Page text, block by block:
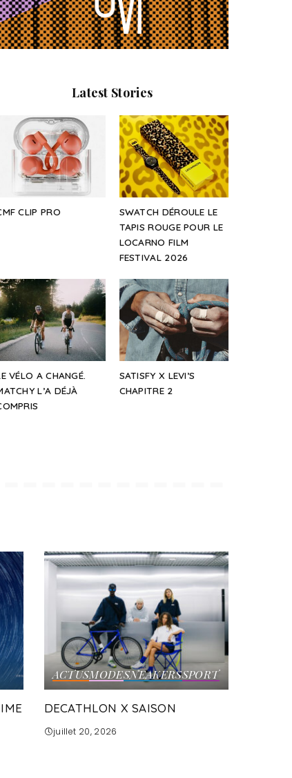
Latest Stories
CLIP PRO
SWATCH DÉROULE LE
TAPIS ROUGE POUR LE
LOCARNO FILM
FESTIVAL 2026
VÉLO A CHANGÉ.
L’A DÉJÀ
SATISFY X LEVI’S
CHAPITRE 2
ACTUSMODESNEAKERSSPORT
DECATHLON X SAISON
juillet 20, 2026